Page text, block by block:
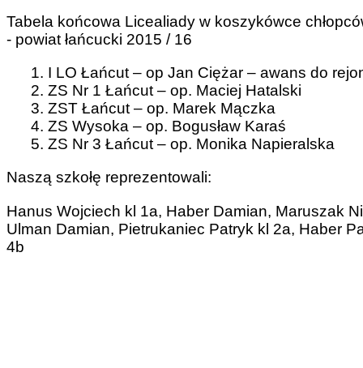
Tabela końcowa Licealiady w koszykówce
- powiat łańcucki 2015 / 16
1. I LO Łańcut – op Jan Ciężar – awans do
2. ZS Nr 1 Łańcut – op. Maciej Hatalski
3. ZST Łańcut – op. Marek Mączka
4. ZS Wysoka – op. Bogusław Karaś
5. ZS Nr 3 Łańcut – op. Monika Napieralska
Naszą szkołę reprezentowali:
Hanus Wojciech kl 1a, Haber Damian, Maruszak
Ulman Damian, Pietrukaniec Patryk kl 2a, Haber
4b